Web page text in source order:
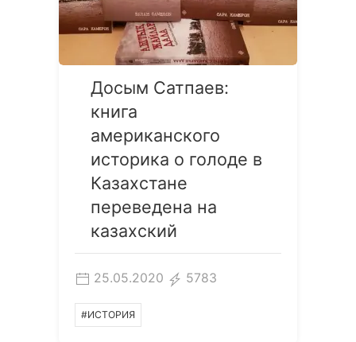
Досым Сатпаев:
книга
американского
историка о голоде в
Казахстане
переведена на
казахский
25.05.2020 5783
#ИСТОРИЯ